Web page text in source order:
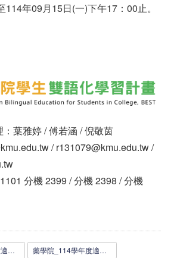
年09月15日(一)下午17：00止。
葉雅婷 / 傅若涵 / 倪敬茵
/ r131079@kmu.edu.tw /
分機 2399 / 分機 2398 / 分機
藥學院_114學年度適用_EMI課程工讀生申請表.docx 藥學院_114學年度適用_EMI課程工讀生申請表.pdf